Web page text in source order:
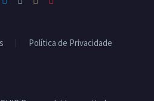
Política de Privacidade